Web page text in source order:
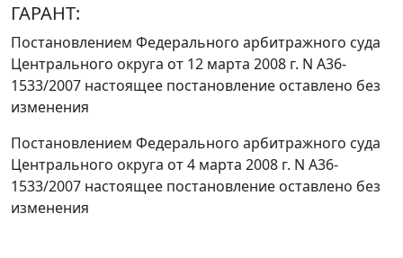
ГАРАНТ:
Постановлением Федерального арбитражного суда
Центрального округа от 12 марта 2008 г. N А36-
1533/2007 настоящее постановление оставлено без
изменения
Постановлением Федерального арбитражного суда
Центрального округа от 4 марта 2008 г. N А36-
1533/2007 настоящее постановление оставлено без
изменения